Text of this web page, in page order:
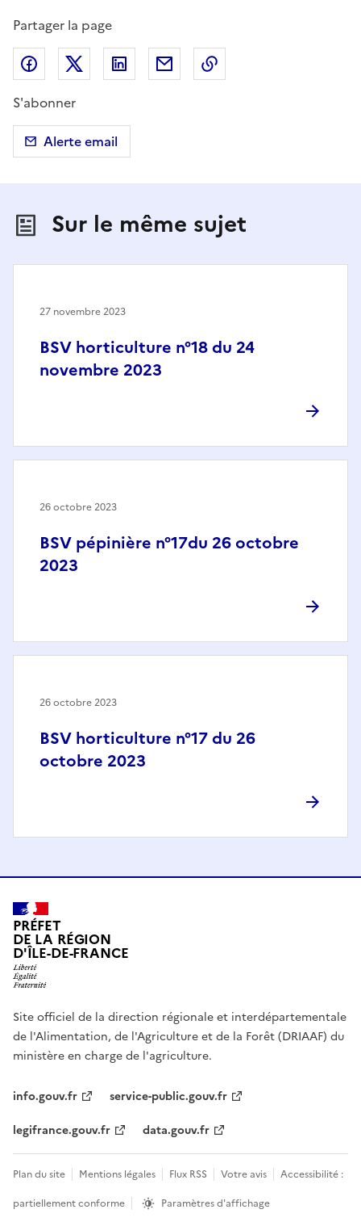
Partager la page
Partager sur Facebook
Partager sur X (anciennement Twitter)
Partager sur LinkedIn
Partager par email
S'abonner
Alerte email
Sur le même sujet
BSV horticulture n°18 du 24
novembre 2023
27 novembre 2023
BSV pépinière n°17du 26 octobre
2023
26 octobre 2023
BSV horticulture n°17 du 26
octobre 2023
26 octobre 2023
PRÉFET
DE LA RÉGION
D'ÎLE-DE-FRANCE
Site officiel de la direction régionale et interdépartementale
de l'Alimentation, de l'Agriculture et de la Forêt (DRIAAF) du
ministère en charge de l'agriculture.
info.gouv.fr
service-public.gouv.fr
legifrance.gouv.fr
data.gouv.fr
Plan du site Mentions légales Flux RSS Votre avis
Accessibilité :
partiellement conforme
Paramètres d'affichage